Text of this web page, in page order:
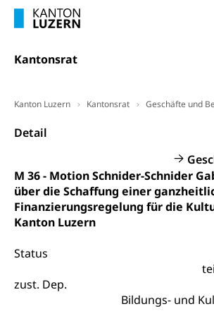
Kantonsrat
Kanton Luzern Kantonsrat Geschäfte und
Detail
M 36 - Motion Schnider-Schnider
über die Schaffung einer
Finanzierungsregelung für die
Kanton Luzern
Status
zust. Dep.
Bildungs- und
Dienststelle Steuern -
AHV-Altersrente (WAS
LUPK - Luzerner
Bildung und Forschung
Wissenschaft, Forschung, Entwicklung,
Pilotprojekte Klima
Innovative Projekte
Wald
Projektförderung Universität
Erwachsenenbildung und
Umschulung, zweiter Bildungsweg,
Nachdiplomstudium, Zusatzlehre,
Berufsbildung, Berufsmatura nach
Neuorientierung, Grundkompetenzen,
Studienberatung, Beratung und
Erwachsenenmatura
Berufliche Grundbildung